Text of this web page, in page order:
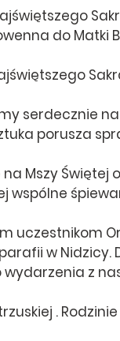
do Matki
porusza
Mszy Świętej
wspólne
uczestnikom
w Nidzicy.
z
.